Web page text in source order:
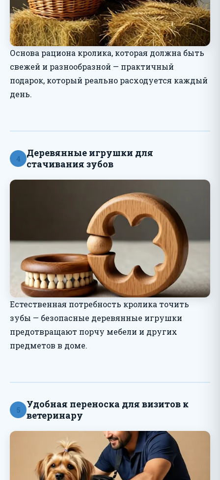
Основа рациона кролика, которая должна быть
свежей и разнообразной — практичный
подарок, который реально расходуется каждый
день.
4
Деревянные игрушки для
стачивания зубов
Естественная потребность кролика точить
зубы — безопасные деревянные игрушки
предотвращают порчу мебели и других
предметов в доме.
5
Удобная переноска для визитов к
ветеринару